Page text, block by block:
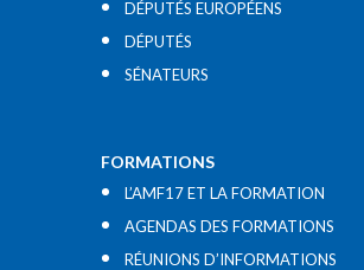
DÉPUTÉS EUROPÉENS
DÉPUTÉS
SÉNATEURS
FORMATIONS
L’AMF17 ET LA FORMATION
AGENDAS DES FORMATIONS
RÉUNIONS D’INFORMATIONS